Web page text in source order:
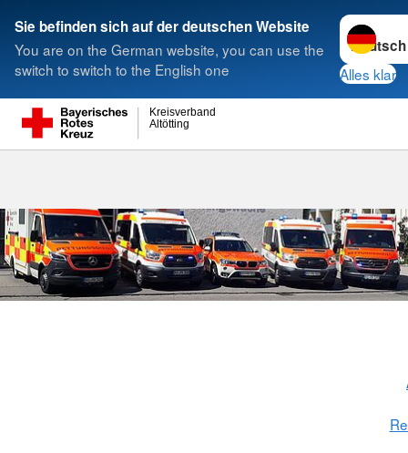
Sie befinden sich auf der deutschen Website
You are on the German website, you can use the
switch to switch to the English one
Sprache
Alles klar
Altötting
Kreisverband
Suche